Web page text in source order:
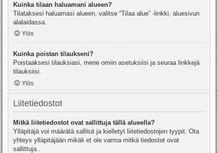
Kuinka tilaan haluamani alueen?
Tilataksesi haluamasi alueen, valitse “Tilaa alue” -linkki, aluesivun
alalaidassa.
Ylös
Kuinka poistan tilaukseni?
Poistaaksesi tilauksiasi, mene omiin asetuksiisi ja seuraa linkkejä
tilauksiisi.
Ylös
Liitetiedostot
Mitkä liitetiedostot ovat sallittuja tällä alueella?
Ylläpitäjä voi määrätä sallitut ja kielletyt liitetiedostojen tyypit. Ota
yhteys ylläpitäjään mikäli et ole varma mitkä tiedostot ovat
sallittuja..